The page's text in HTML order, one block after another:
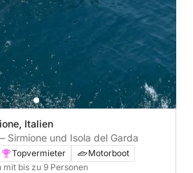
Italien
Sirmione und Isola del Garda
Topvermieter
Motorboot
mit bis zu 9 Personen